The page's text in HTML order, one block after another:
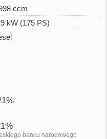
ccm
kW (175 PS)
banku narodowego